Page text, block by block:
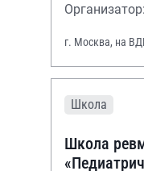
г. Москва, на
Школа
Школа